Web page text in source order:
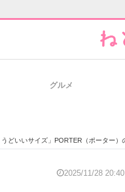
グルメ
いいサイズ」PORTER（ポーター）の“バックパック”に絶賛の
2025/11/28 20:40